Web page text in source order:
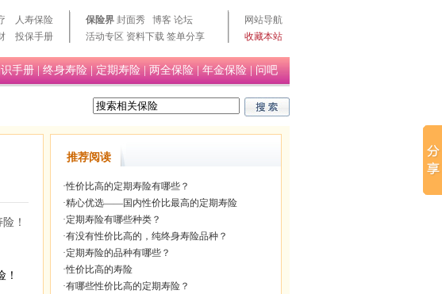
人寿保险
投保手册
保险界 封面秀 博客 论坛
活动专区 资料下载 签单分享
网站导航
收藏本站
手册|终身寿险|定期寿险|两全保险|年金保险|问吧
！
！
推荐阅读
·性价比高的定期寿险有哪些？
·精心优选——国内性价比最高的定期寿险
·定期寿险有哪些种类？
·有没有性价比高的，纯终身寿险品种？
·定期寿险的品种有哪些？
·性价比高的寿险
·有哪些性价比高的定期寿险？